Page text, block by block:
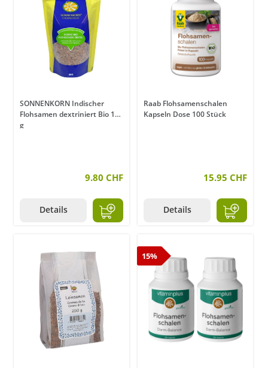
SONNENKORN Indischer
Flohsamen dextriniert Bio 120
g
9.80 CHF
Details
Raab Flohsamenschalen
Kapseln Dose 100 Stück
15.95 CHF
Details
15%